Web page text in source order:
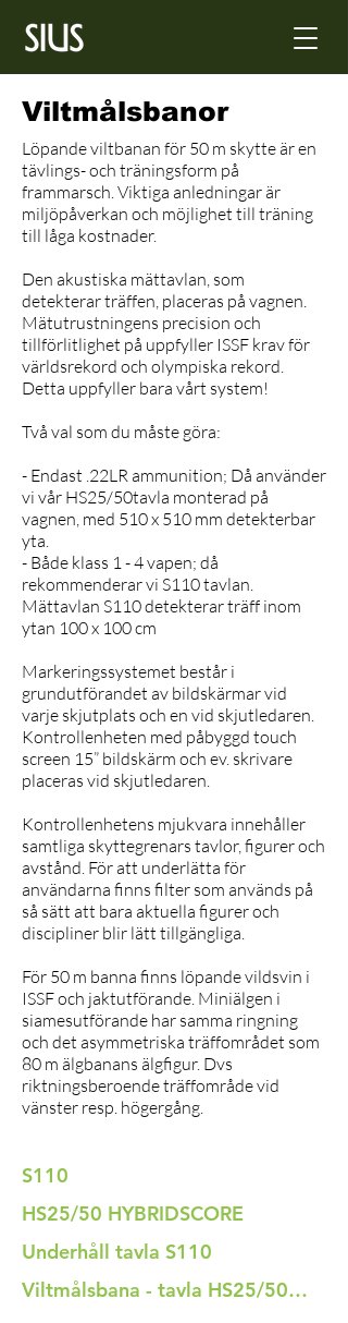
Viltmålsbanor
Löpande viltbanan för 50 m skytte är en
tävlings- och träningsform på
frammarsch. Viktiga anledningar är
miljöpåverkan och möjlighet till träning
till låga kostnader.
Den akustiska mättavlan, som
detekterar träffen, placeras på vagnen.
Mätutrustningens precision och
tillförlitlighet på uppfyller ISSF krav för
världsrekord och olympiska rekord.
Detta uppfyller bara vårt system!
Två val som du måste göra:
- Endast .22LR ammunition; Då använder
vi vår HS25/50tavla monterad på
vagnen, med 510 x 510 mm detekterbar
yta.
- Både klass 1 - 4 vapen; då
rekommenderar vi S110 tavlan.
Mättavlan S110 detekterar träff inom
ytan 100 x 100 cm
Markeringssystemet består i
grundutförandet av bildskärmar vid
varje skjutplats och en vid skjutledaren.
Kontrollenheten med påbyggd touch
screen 15” bildskärm och ev. skrivare
placeras vid skjutledaren.
Kontrollenhetens mjukvara innehåller
samtliga skyttegrenars tavlor, figurer och
avstånd. För att underlätta för
användarna finns filter som används på
så sätt att bara aktuella figurer och
discipliner blir lätt tillgängliga.
För 50 m banna finns löpande vildsvin i
ISSF och jaktutförande. Miniälgen i
siamesutförande har samma ringning
och det asymmetriska träffområdet som
80 m älgbanans älgfigur. Dvs
riktningsberoende träffområde vid
vänster resp. högergång.
S110
HS25/50 HYBRIDSCORE
Underhåll tavla S110
Viltmålsbana - tavla HS25/50 - Underhåll av tavlan